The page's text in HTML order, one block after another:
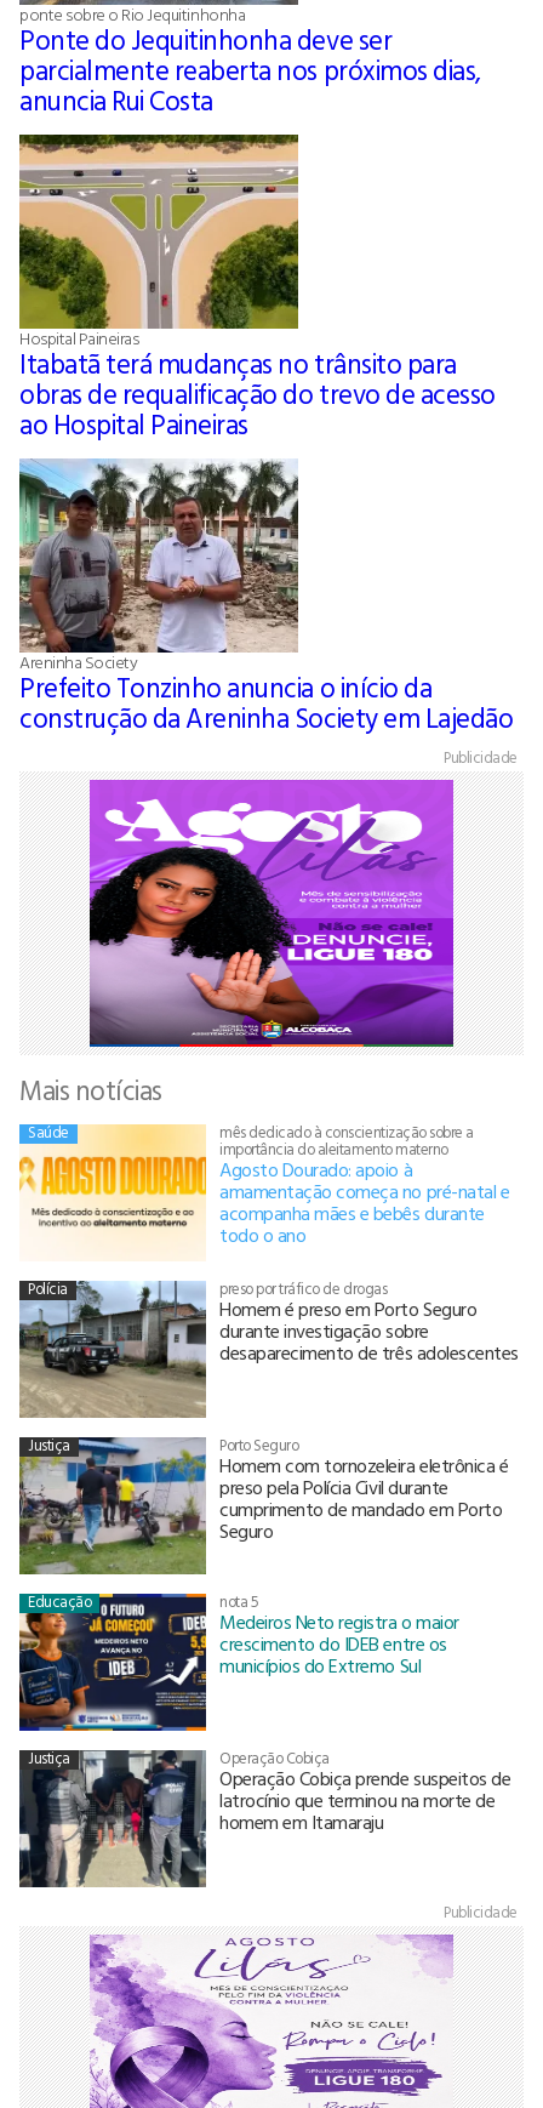
ponte sobre o Rio Jequitinhonha
Ponte do Jequitinhonha deve ser
parcialmente reaberta nos próximos dias,
anuncia Rui Costa
Hospital Paineiras
Itabatã terá mudanças no trânsito para
obras de requalificação do trevo de acesso
ao Hospital Paineiras
Areninha Society
Prefeito Tonzinho anuncia o início da
construção da Areninha Society em Lajedão
Publicidade
Mais notícias
Saúde mês dedicado à conscientização sobre a
importância do aleitamento materno
Agosto Dourado: apoio à
amamentação começa no pré-natal e
acompanha mães e bebês durante
todo o ano
Polícia preso por tráfico de drogas
Homem é preso em Porto Seguro
durante investigação sobre
desaparecimento de três adolescentes
Justiça Porto Seguro
Homem com tornozeleira eletrônica é
preso pela Polícia Civil durante
cumprimento de mandado em Porto
Seguro
Educação nota 5
Medeiros Neto registra o maior
crescimento do IDEB entre os
municípios do Extremo Sul
Justiça Operação Cobiça
Operação Cobiça prende suspeitos de
latrocínio que terminou na morte de
homem em Itamaraju
Publicidade